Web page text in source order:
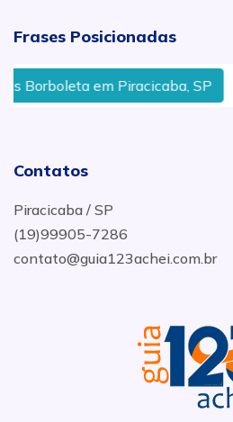
Frases Posicionadas
em Piracicaba, SP
Contatos
Piracicaba / SP
(19)99905-7286
contato@guia123achei.com.br